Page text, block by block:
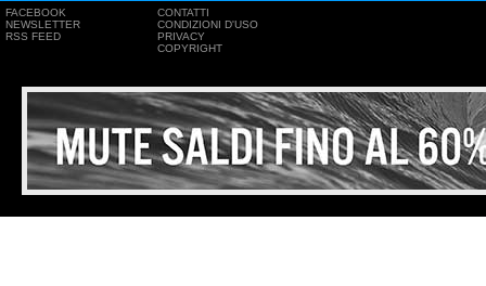
FACEBOOK
NEWSLETTER
RSS FEED
CONTATTI
CONDIZIONI D'USO
PRIVACY
COPYRIGHT